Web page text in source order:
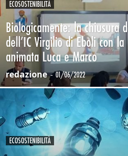
ECOSOSTENIBILITÀ
Biologicamente: la chiusura
dell’IC Virgilio di Eboli con
animata Luca e Marco
redazione - 01/06/2022
ECOSOSTENIBILITÀ